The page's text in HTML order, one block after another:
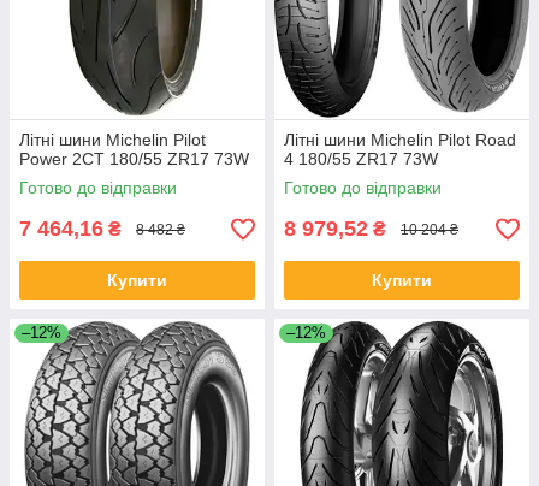
Літні шини Michelin Pilot
Power 2CT 180/55 ZR17 73W
Готово до відправки
7 464,16 ₴ 8 482 ₴
Купити
Літні шини Michelin Pilot Road
4 180/55 ZR17 73W
Готово до відправки
8 979,52 ₴ 10 204 ₴
Купити
–12% –12%